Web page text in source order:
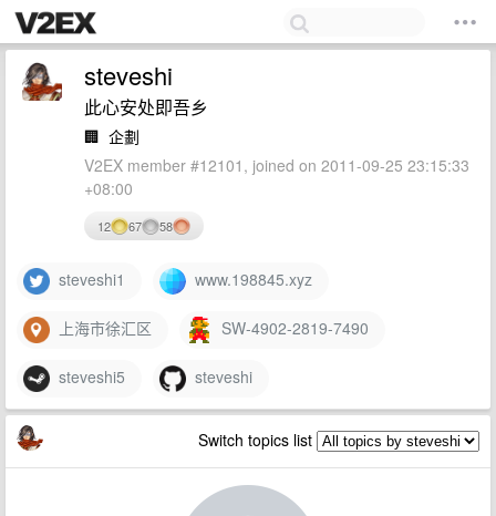
steveshi
此心安处即吾乡
🏢 企劃
V2EX member #12101, joined on 2011-09-25 23:15:33
+08:00
12 67 58
steveshi1 www.198845.xyz
上海市徐汇区 SW-4902-2819-7490
steveshi5 steveshi
Switch topics list